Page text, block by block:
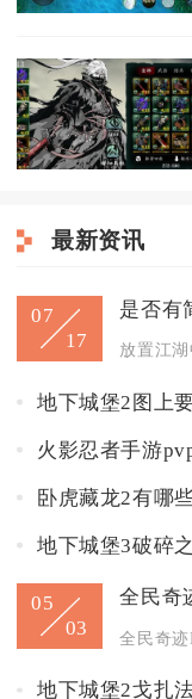
最新资讯
07
17
火影忍者手游
卧虎藏龙2有哪
地下城堡3破碎
05
03
全民奇
地下城堡2戈扎